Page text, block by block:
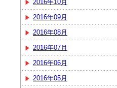
2016年10月
2016年09月
2016年08月
2016年07月
2016年06月
2016年05月